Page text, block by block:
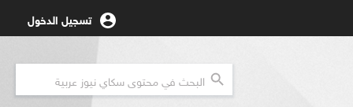
تسجيل الدخول